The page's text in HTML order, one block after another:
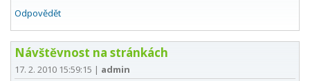
Odpovědět
Návštěvnost na stránkách
17. 2. 2010 15:59:15 | admin